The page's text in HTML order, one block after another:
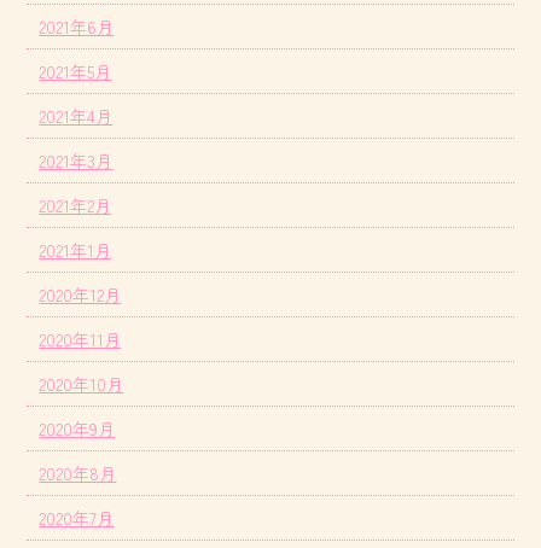
2021年6月
2021年5月
2021年4月
2021年3月
2021年2月
2021年1月
2020年12月
2020年11月
2020年10月
2020年9月
2020年8月
2020年7月